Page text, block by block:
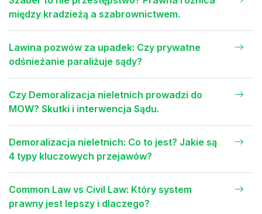
między kradzieżą a szabrownictwem.
Lawina pozwów za upadek: Czy prywatne
odśnieżanie paraliżuje sądy?
Czy Demoralizacja nieletnich prowadzi do
MOW? Skutki i interwencja Sądu.
Demoralizacja nieletnich: Co to jest? Jakie są
4 typy kluczowych przejawów?
Common Law vs Civil Law: Który system
prawny jest lepszy i dlaczego?